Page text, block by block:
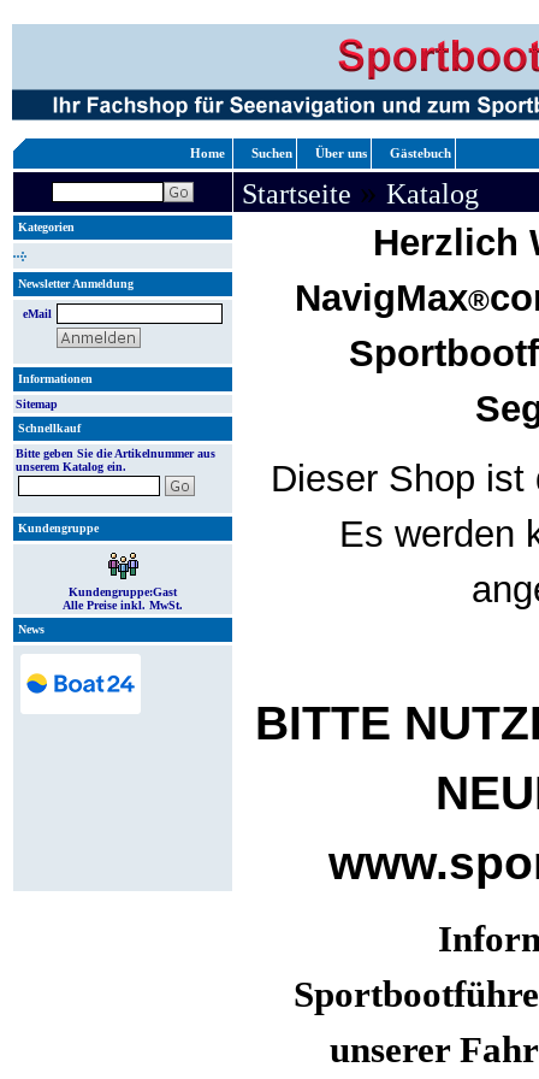
Home Suchen Über uns Gästebuch
Startseite » Katalog
Kategorien
Newsletter Anmeldung
eMail
Informationen
Sitemap
Schnellkauf
Bitte geben Sie die Artikelnummer aus
unserem Katalog ein.
Kundengruppe
Kundengruppe:Gast
Alle Preise inkl. MwSt.
News
Herzlich
NavigMax®
Dieser Shop
Es werden
BITTE
unserer